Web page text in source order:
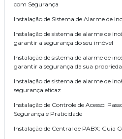
com Segurança
Instalação de Sistema de Alarme de
Instalação de sistema de alarme de
garantir a segurança do seu imóvel
Instalação de sistema de alarme de
garantir a segurança da sua
Instalação de sistema de alarme de
segurança eficaz
Instalação de Controle de Acesso:
Segurança e Praticidade
Instalação de Central de PABX: Guia